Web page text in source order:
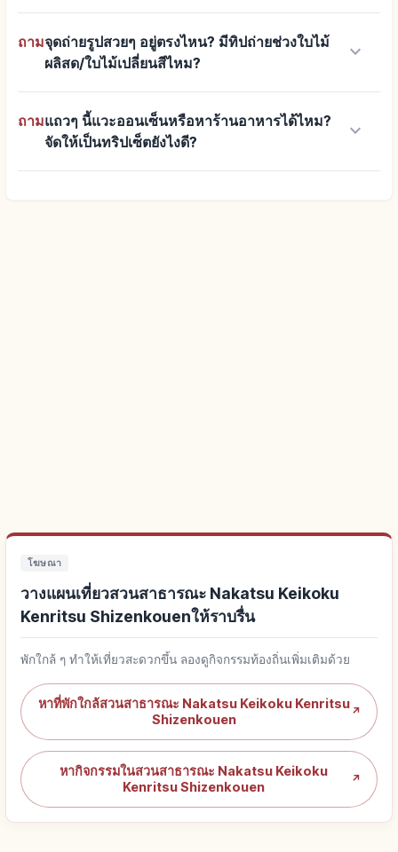
ถามจุดถ่ายรูปสวยๆ อยู่ตรงไหน? มีทิปถ่ายช่วงใบไม้
ผลิสด/ใบไม้เปลี่ยนสีไหม?
keyboard_arrow_down
ถามแถวๆ นี้แวะออนเซ็นหรือหาร้านอาหารได้ไหม?
จัดให้เป็นทริปเซ็ตยังไงดี?
keyboard_arrow_down
โฆษณา
วางแผนเที่ยวสวนสาธารณะ Nakatsu Keikoku
Kenritsu Shizenkouenให้ราบรื่น
พักใกล้ ๆ ทำให้เที่ยวสะดวกขึ้น ลองดูกิจกรรมท้องถิ่นเพิ่มเติมด้วย
หาที่พักใกล้สวนสาธารณะ Nakatsu Keikoku Kenritsu
Shizenkouen
↗
หากิจกรรมในสวนสาธารณะ Nakatsu Keikoku
Kenritsu Shizenkouen
↗